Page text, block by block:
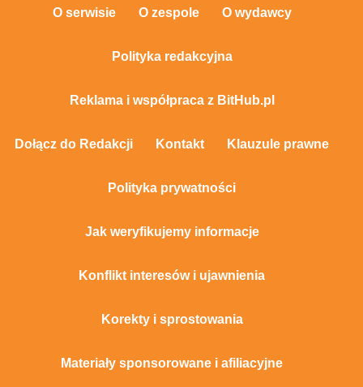
O serwisie O zespole O wydawcy
Polityka redakcyjna
Reklama i współpraca z BitHub.pl
Dołącz do Redakcji Kontakt Klauzule prawne
Polityka prywatności
Jak weryfikujemy informacje
Konflikt interesów i ujawnienia
Korekty i sprostowania
Materiały sponsorowane i afiliacyjne